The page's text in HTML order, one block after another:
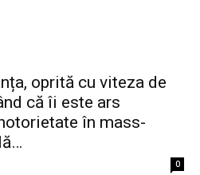
oprită cu viteza de
că îi este ars
în mass-
0